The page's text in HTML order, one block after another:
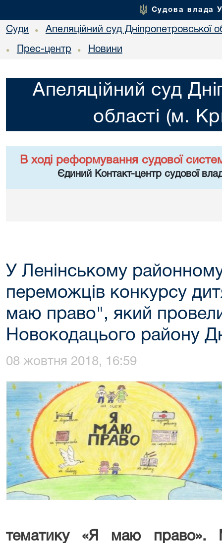
Судова влада
Суди • Апеляційний суд Дніпропетровської
• Прес-центр • Новини
Апеляційний суд
області (м.
В ході реформування судової
Єдиний Контакт-центр судової
У Ленінському районному
переможців конкурсу
маю право", який
Новокодацього району
08 жовтня 2018, 16:59
тематику «Я маю право».